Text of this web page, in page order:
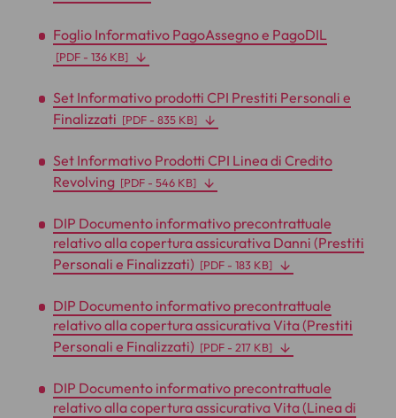
Foglio Informativo PagoAssegno e PagoDIL
[PDF - 136 KB]
Set Informativo prodotti CPI Prestiti Personali e
Finalizzati [PDF - 835 KB]
Set Informativo Prodotti CPI Linea di Credito
Revolving [PDF - 546 KB]
DIP Documento informativo precontrattuale
relativo alla copertura assicurativa Danni (Prestiti
Personali e Finalizzati) [PDF - 183 KB]
DIP Documento informativo precontrattuale
relativo alla copertura assicurativa Vita (Prestiti
Personali e Finalizzati) [PDF - 217 KB]
DIP Documento informativo precontrattuale
relativo alla copertura assicurativa Vita (Linea di